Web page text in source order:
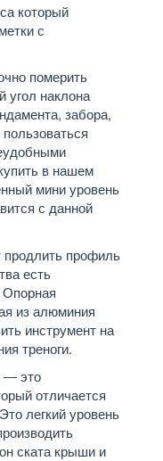
который
с
померить
угол наклона
забора,
в нашем
мини уровень
с данной
продлить профиль
есть
Опорная
из алюминия
инструмент на
треноги.
― это
отличается
легкий уровень
ската крыши и